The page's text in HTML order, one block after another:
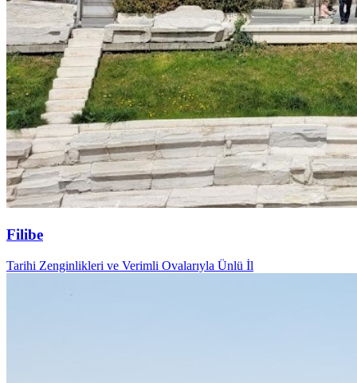
Filibe
Tarihi Zenginlikleri ve Verimli Ovalarıyla Ünlü İl